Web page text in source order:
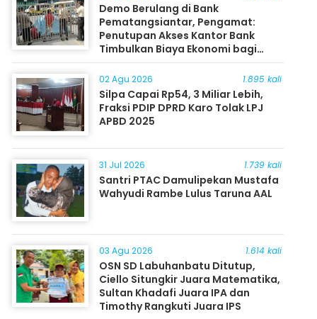
Demo Berulang di Bank
Pematangsiantar, Pengamat:
Penutupan Akses Kantor Bank
Timbulkan Biaya Ekonomi bagi
Masyarakat
02 Agu 2026 1.895 kali
Silpa Capai Rp54, 3 Miliar Lebih,
Fraksi PDIP DPRD Karo Tolak LPJ
APBD 2025
31 Jul 2026 1.739 kali
Santri PTAC Damulipekan Mustafa
Wahyudi Rambe Lulus Taruna AAL
03 Agu 2026 1.614 kali
OSN SD Labuhanbatu Ditutup,
Ciello Situngkir Juara Matematika,
Sultan Khadafi Juara IPA dan
Timothy Rangkuti Juara IPS